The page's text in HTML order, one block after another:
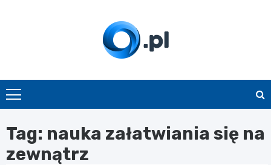
O.pl
Tag: nauka załatwiania się na
zewnątrz